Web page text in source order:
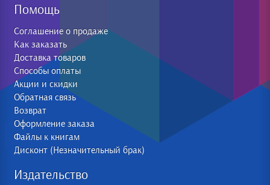
Помощь
Соглашение о продаже
Как заказать
Доставка товаров
Способы оплаты
Акции и скидки
Обратная связь
Возврат
Оформление заказа
Файлы к книгам
Дисконт (Незначительный брак)
Издательство